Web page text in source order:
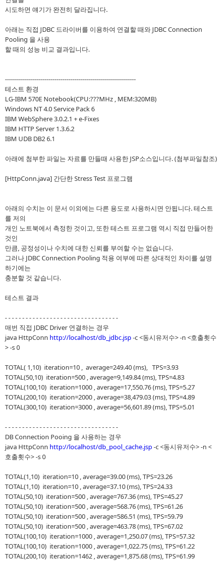
시도하면 얘기가 완전히 달라집니다.
아래는 직접 JDBC 드라이버를 이용하여 연결할 때와 JDBC Connection
Pooling 을 사용
할 때의 성능 비교 결과입니다.
------------------------------------------------------------------
테스트 환경
LG-IBM 570E Notebook(CPU:???MHz , MEM:320MB)
Windows NT 4.0 Service Pack 6
IBM WebSphere 3.0.2.1 + e-Fixes
IBM HTTP Server 1.3.6.2
IBM UDB DB2 6.1
아래에 첨부한 파일는 자료를 만들때 사용한 JSP소스입니다. (첨부파일참조)
[HttpConn.java] 간단한 Stress Test 프로그램
아래의 수치는 이 문서 이외에는 다른 용도로 사용하시면 안됩니다. 테스트
를 저의
개인 노트북에서 측정한 것이고, 또한 테스트 프로그램 역시 직접 만들어한
것인
만큼, 공정성이나 수치에 대한 신뢰를 부여할 수는 없습니다.
그러나 JDBC Connection Pooling 적용 여부에 따른 상대적인 차이를 설명
하기에는
충분할 것 같습니다.
테스트 결과
- - - - - - - - - - - - - - - - - - - - - - - - - - - - - - - - -
매번 직접 JDBC Driver 연결하는 경우
java HttpConn http://localhost/db_jdbc.jsp-c <동시유저수> -n <호출횟수
> -s 0
TOTAL( 1,10) iteration=10 , average=249.40 (ms), TPS=3.93
TOTAL(50,10) iteration=500 , average=9,149.84 (ms), TPS=4.83
TOTAL(100,10) iteration=1000 , average=17,550.76 (ms), TPS=5.27
TOTAL(200,10) iteration=2000 , average=38,479.03 (ms), TPS=4.89
TOTAL(300,10) iteration=3000 , average=56,601.89 (ms), TPS=5.01
- - - - - - - - - - - - - - - - - - - - - - - - - - - - - - - - -
DB Connection Pooing 을 사용하는 경우
java HttpConn http://localhost/db_pool_cache.jsp-c <동시유저수> -n <
호출횟수> -s 0
TOTAL(1,10) iteration=10 , average=39.00 (ms), TPS=23.26
TOTAL(1,10) iteration=10 , average=37.10 (ms), TPS=24.33
TOTAL(50,10) iteration=500 , average=767.36 (ms), TPS=45.27
TOTAL(50,10) iteration=500 , average=568.76 (ms), TPS=61.26
TOTAL(50,10) iteration=500 , average=586.51 (ms), TPS=59.79
TOTAL(50,10) iteration=500 , average=463.78 (ms), TPS=67.02
TOTAL(100,10) iteration=1000 , average=1,250.07 (ms), TPS=57.32
TOTAL(100,10) iteration=1000 , average=1,022.75 (ms), TPS=61.22
TOTAL(200,10) iteration=1462 , average=1,875.68 (ms), TPS=61.99